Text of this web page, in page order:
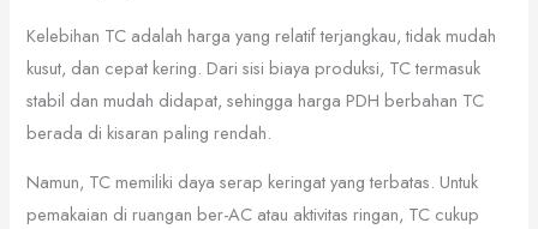
Kelebihan TC adalah harga yang relatif terjangkau, tidak mudah
kusut, dan cepat kering. Dari sisi biaya produksi, TC termasuk
stabil dan mudah didapat, sehingga harga PDH berbahan TC
berada di kisaran paling rendah.
Namun, TC memiliki daya serap keringat yang terbatas. Untuk
pemakaian di ruangan ber-AC atau aktivitas ringan, TC cukup